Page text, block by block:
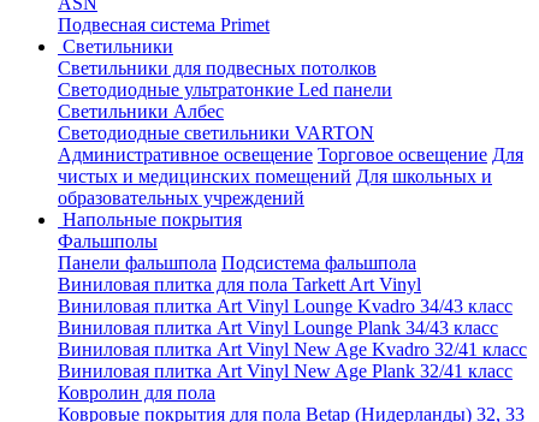
Подвесная система Primet
Светильники
Светильники для подвесных потолков
Светодиодные ультратонкие Led панели
Светильники Албес
Светодиодные светильники VARTON
Административное освещение Торговое освещение Для
чистых и медицинских помещений Для школьных и
образовательных учреждений
Напольные покрытия
Фальшполы
Панели фальшпола Подсистема фальшпола
Виниловая плитка для пола Tarkett Art Vinyl
Виниловая плитка Art Vinyl Lounge Kvadro 34/43 класс
Виниловая плитка Art Vinyl Lounge Plank 34/43 класс
Виниловая плитка Art Vinyl New Age Kvadro 32/41 класс
Виниловая плитка Art Vinyl New Age Plank 32/41 класс
Ковролин для пола
Ковровые покрытия для пола Betap (Нидерланды) 32, 33